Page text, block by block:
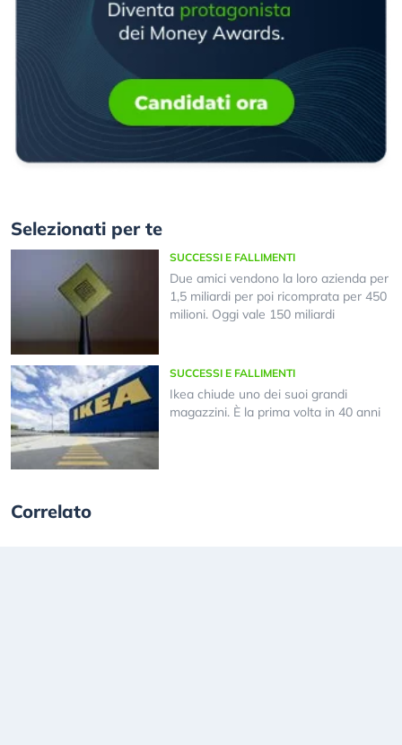
Selezionati per te
SUCCESSI E FALLIMENTI
Due amici vendono la loro azienda per
1,5 miliardi per poi ricomprata per 450
milioni. Oggi vale 150 miliardi
SUCCESSI E FALLIMENTI
Ikea chiude uno dei suoi grandi
magazzini. È la prima volta in 40 anni
Correlato